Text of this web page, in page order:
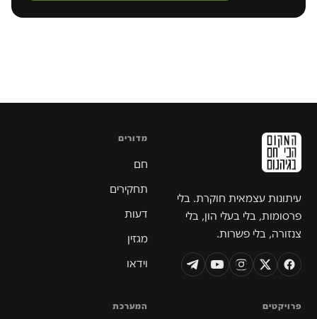
עיתונות עצמאית חוקרת. בלי
פרסומות, בלי בעלי הון, בלי
צנזורה, בלי פשרות.
מדורים
חם
תחקירים
דעות
מגזין
וידאו
פרויקטים המערכת